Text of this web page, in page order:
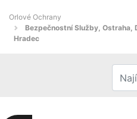
Orlové Ochrany
Bezpečnostní Služby,
Hradec